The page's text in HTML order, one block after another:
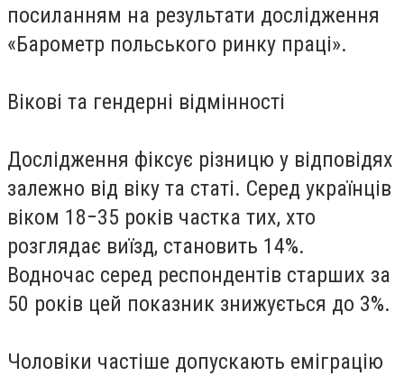
посиланням на результати дослідження
«Барометр польського ринку праці».
Вікові та гендерні відмінності
Дослідження фіксує різницю у відповідях
залежно від віку та статі. Серед українців
віком 18−35 років частка тих, хто
розглядає виїзд, становить 14%.
Водночас серед респондентів старших за
50 років цей показник знижується до 3%.
Чоловіки частіше допускають еміграцію